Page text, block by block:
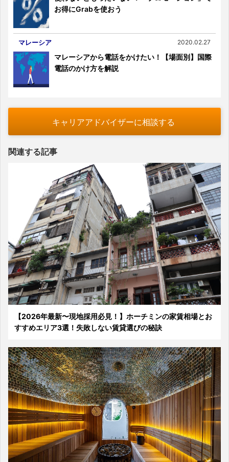
お得にGrabを使おう
マレーシア 2020.02.27
マレーシアから電話をかけたい！【場面別】国際
電話のかけ方を解説
キャリアアドバイザーに相談する
関連する記事
【2026年最新〜現地採用必見！】ホーチミンの家賃相場とお
すすめエリア3選！失敗しない賃貸選びの秘訣